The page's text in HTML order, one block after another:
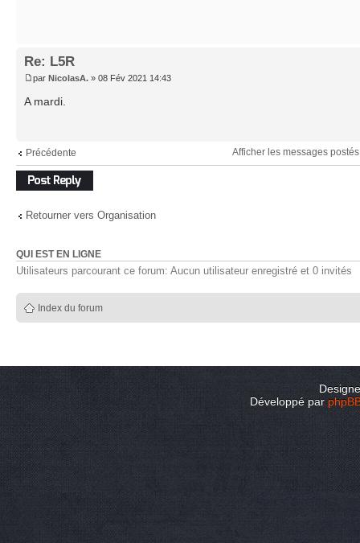
Re: L5R
par NicolasA. » 08 Fév 2021 14:43
A mardi.
Précédente Afficher les messages
Répondre
Retourner vers Organisation
QUI EST EN LIGNE
Utilisateurs parcourant ce forum: Aucun utilisateur enregistré et 0 invités
Index du forum
Développé par